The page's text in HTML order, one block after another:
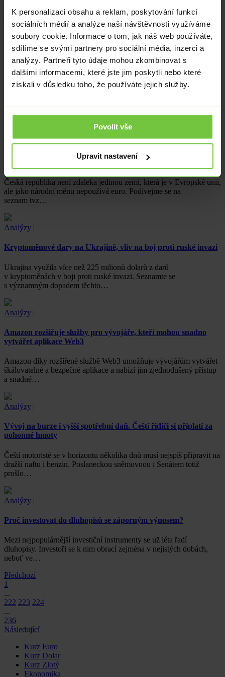
K personalizaci obsahu a reklam, poskytování funkcí
sociálních médií a analýze naší návštěvnosti využíváme
soubory cookie. Informace o tom, jak náš web používáte,
sdílíme se svými partnery pro sociální média, inzerci a
analýzy. Partneři tyto údaje mohou zkombinovat s
dalšími informacemi, které jste jim poskytli nebo které
získali v důsledku toho, že používáte jejich služby.
Povolit vše
Upravit nastavení
jsou však…
Analýzy|
Bytová výstavba meziročně klesá. Brzdou jsou hlavně vysoké
úrokové sazby
Na území České republiky v posledních měsících poklesla bytová
však řadí…
V EU bez eura: jaké země stále používají vlastní měnu a co
Česká republika není zdaleka jedinou zemí, která je v Evropské unii,
ale jako národní měnu nepoužívá euro. Podívejme se na
seznam tvz…
Analýzy |
Kryptoměnové dary na Ukrajině, vliv na boj proti ruské invazi
Ukrajina využila více než 225 milionů dolarů z darů
v kryptoměnách v boji proti ruské invazi. Seznamte se
s významným dopadem těchto…
Analýzy |
Amazon rozšiřuje služby pro vývojáře, kteří mohou snadno
vytvářet aplikace Web3
Amazon díky rozšířené službě Web3 umožňuje vývojářům vytvářet
škálovatelné a bezpečné aplikace a nabízí jim zjednodušený přístup
a snadné…
Analýzy |
Vývoj na burze i vyšší spotřební daň. Čeští řidiči si připlatí za
pohonné hmoty
Čeští motoristé se v horizontu několika dnů musí nejspíš připravit na
dražší naftu i benzin. Poslaneckou sněmovnou i Senátem totiž
prošlo…
Analýzy |
Proč investovat do dluhopisů se záporným výnosem?
Mezi nejpopulárnější investiční instrumenty se už léta řadí
dluhopisy. Investoři se k nim obrací zejména v nejistých dobách,
neboť ve…
Předchozí
1
...
222 223 224
...
236
Následující
Kurz Euro
Kurz Dolar
Kurz Zlotý
Ekonomika